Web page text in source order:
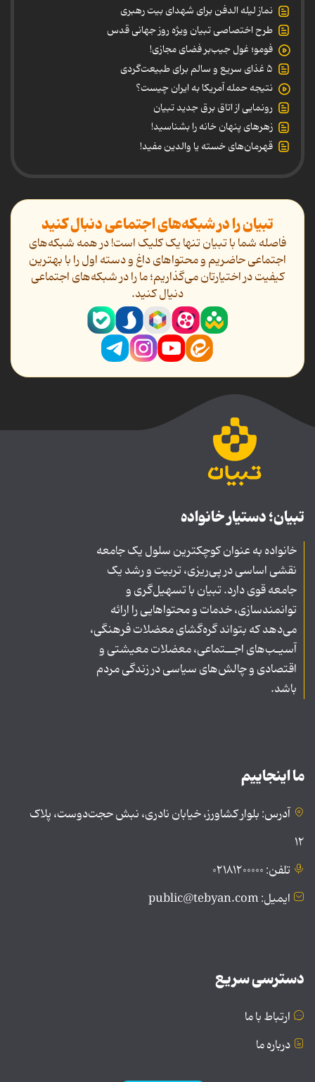
نماز لیله الدفن برای شهدای بیت رهبری
طرح اختصاصی تبیان ویژه روز جهانی قدس
فومو؛ غول جیب‌بر فضای مجازی!
۵ غذای سریع و سالم برای طبیعت‌گردی
نتیجه حمله آمریکا به ایران چیست؟
رونمایی از اتاق برق جدید تبیان
زهرهای پنهان خانه را بشناسید!
قهرمان‌های خسته یا والدین مفید!
تبیان را در شبکه‌های اجتماعی دنبال کنید
فاصله شما با تبیان تنها یک کلیک است! در همه شبکه‌های
اجتماعی حاضریم و محتواهای داغ و دسته اول را با بهترین
کیفیت در اختیارتان می‌گذاریم؛ ما را در شبکه‌های اجتماعی
دنیال کنید.
تبیان؛ دستیار خانواده
خانواده به عنوان کوچکترین سلول یک جامعه
نقشی اساسی در پی‌ریزی، تربیت و رشد یک
جامعه قوی دارد. تبیان با تسهیل‌گری و
توانمندسازی، خدمات و محتواهایی را ارائه
می‌دهد که بتواند گره‌گشای معضلات فرهنگی،
آسیـب‌های اجــتماعی، معضلات معیشتی و
اقتصادی و چالش‌های سیاسی در زندگی مردم
باشد.
ما اینجاییم
آدرس: بلوار کشاورز، خیابان نادری، نبش حجت‌دوست، پلاک
۱۲
تلفن: ۰۲۱۸۱۲۰۰۰۰۰
ایمیل: public@tebyan.com
دسترسی سریع
ارتباط با ما
درباره ما